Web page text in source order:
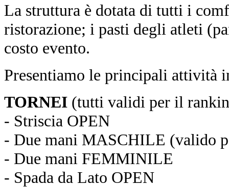
La struttura è dotata di tutti i
ristorazione; i pasti degli atleti
costo evento.
Presentiamo le principali attività
TORNEI (tutti validi per il
- Striscia OPEN
- Due mani MASCHILE (valido
- Due mani FEMMINILE
- Spada da Lato OPEN